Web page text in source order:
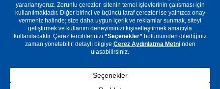
Sitemizde yer alan yazılar ve resimler kısmen veya tamamen
kopyalanamaz. Basın Kanuna göre “yerel-süreli yayın”
kapsamındadır. Basın kanunu ve fikir sanat eserleri kapsamında
tüm hakları yayıncısına aittir.